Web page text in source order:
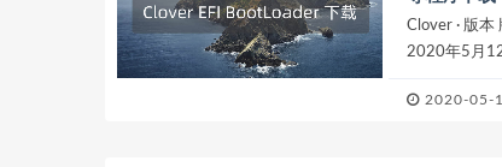
Clover · 版
2020年5月
2020-05-